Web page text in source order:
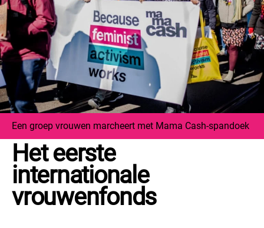
Een groep vrouwen marcheert met Mama Cash-spandoek
Het eerste
internationale
vrouwenfonds